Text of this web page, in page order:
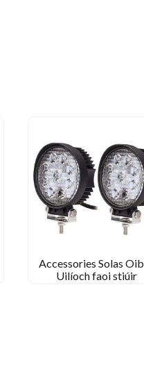
Accessories Solas
Uilíoch faoi stiúir